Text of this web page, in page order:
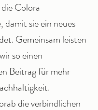
die Colora
damit sie ein neues
Gemeinsam leisten
wir so einen
Beitrag für mehr
die verbindlichen